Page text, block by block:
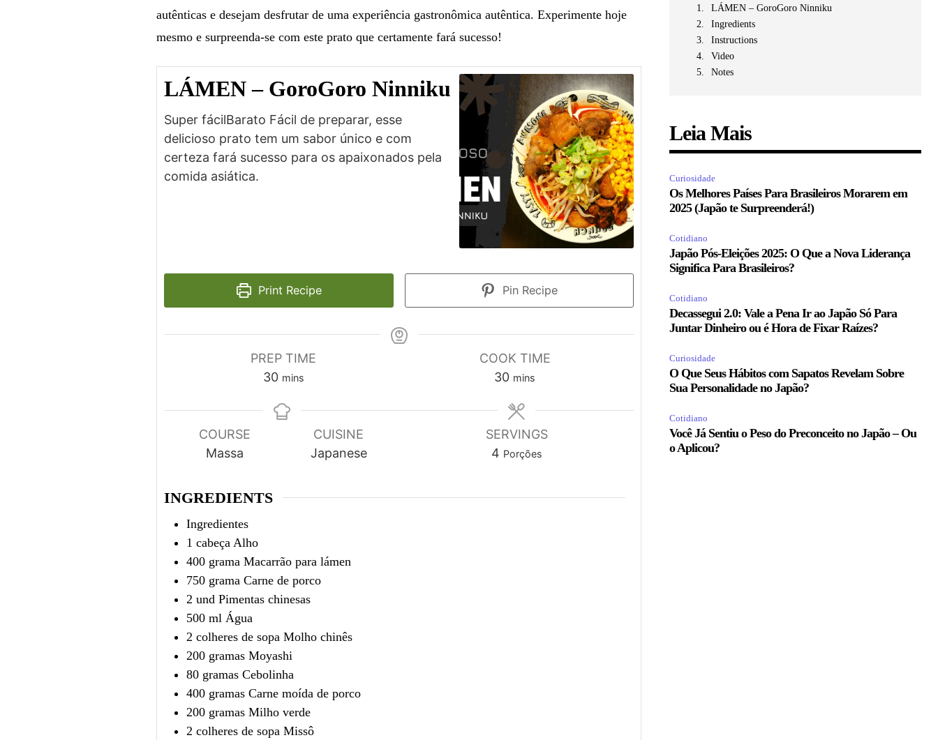
autênticas e desejam desfrutar de uma experiência gastronômica autêntica. Experimente hoje
mesmo e surpreenda-se com este prato que certamente fará sucesso!
LÁMEN – GoroGoro Ninniku
Super fácilBarato Fácil de preparar, esse
delicioso prato tem um sabor único e com
certeza fará sucesso para os apaixonados pela
comida asiática.
Print Recipe Pin Recipe
PREP TIME
30m
n
mins
COOK TIME
30m
n
u
t
mins
COURSE
Massa
CUISINE
Japanese
SERVINGS
4 Porções
INGREDIENTS
Ingredientes
1 cabeça Alho
400 grama Macarrão para lámen
750 grama Carne de porco
2 und Pimentas chinesas
500 ml Água
2 colheres de sopa Molho chinês
200 gramas Moyashi
80 gramas Cebolinha
400 gramas Carne moída de porco
200 gramas Milho verde
2 colheres de sopa Missô
LÁMEN – GoroGoro Ninniku
Ingredients
Instructions
Video
Notes
Leia Mais
Curiosidade
Os Melhores Países Para Brasileiros Morarem em
2025 (Japão te Surpreenderá!)
Cotidiano
Japão Pós-Eleições 2025: O Que a Nova Liderança
Significa Para Brasileiros?
Cotidiano
Decassegui 2.0: Vale a Pena Ir ao Japão Só Para
Juntar Dinheiro ou é Hora de Fixar Raízes?
Curiosidade
O Que Seus Hábitos com Sapatos Revelam Sobre
Sua Personalidade no Japão?
Cotidiano
Você Já Sentiu o Peso do Preconceito no Japão – Ou
o Aplicou?